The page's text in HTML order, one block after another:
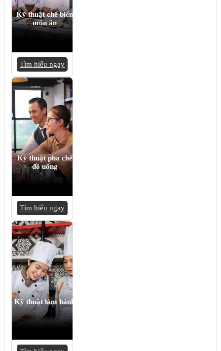
Kỹ thuật chế biến
món ăn
Tìm hiểu ngay
Kỹ thuật pha chế
đồ uống
Tìm hiểu ngay
Kỹ thuật làm bánh